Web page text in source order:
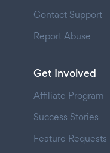
Contact Support
Report Abuse
Get Involved
Affiliate Program
Success Stories
Feature Requests